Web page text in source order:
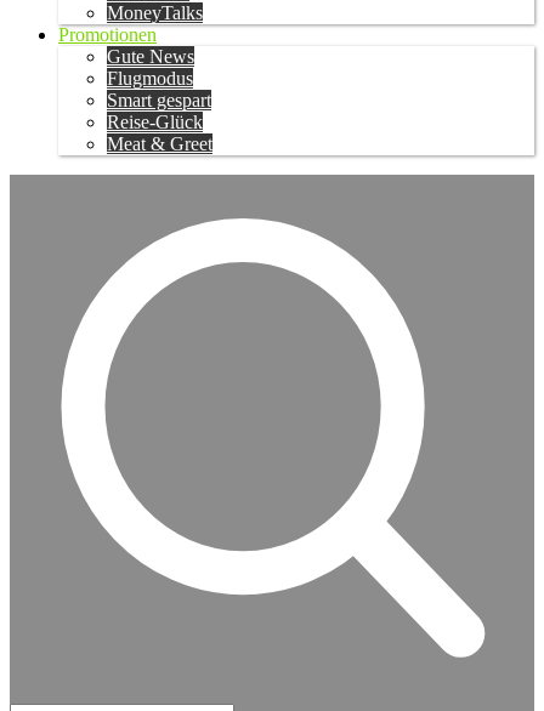
MoneyTalks
Promotionen
Gute News
Flugmodus
Smart gespart
Reise-Glück
Meat & Greet